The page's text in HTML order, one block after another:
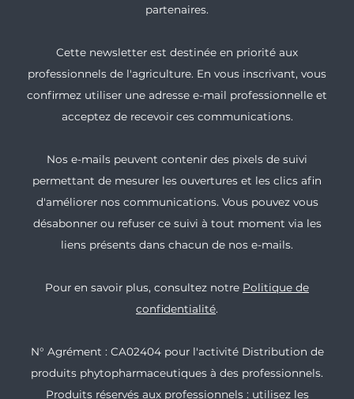
partenaires.
Cette newsletter est destinée en priorité aux
professionnels de l'agriculture. En vous inscrivant, vous
confirmez utiliser une adresse e-mail professionnelle et
acceptez de recevoir ces communications.
Nos e-mails peuvent contenir des pixels de suivi
permettant de mesurer les ouvertures et les clics afin
d'améliorer nos communications. Vous pouvez vous
désabonner ou refuser ce suivi à tout moment via les
liens présents dans chacun de nos e-mails.
Pour en savoir plus, consultez notre Politique de
confidentialité.
N° Agrément : CA02404 pour l'activité Distribution de
produits phytopharmaceutiques à des professionnels.
Produits réservés aux professionnels : utilisez les